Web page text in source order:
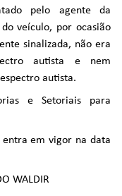
pelo agente da
veículo, por ocasião
sinalizada, não era
autista e nem
autista.
e Setoriais para
em vigor na data
WALDIR